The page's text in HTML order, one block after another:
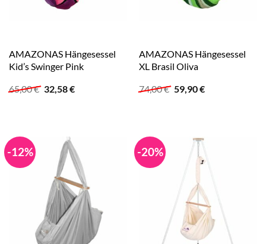
AMAZONAS Hängesessel
Kid’s Swinger Pink
65,00€ Ursprünglicher
Preis
32,58€Aktueller
AMAZONAS Hängesessel
XL Brasil Oliva
74,00€ Ursprünglicher
Preis
59,90€Aktueller
-12% -20%